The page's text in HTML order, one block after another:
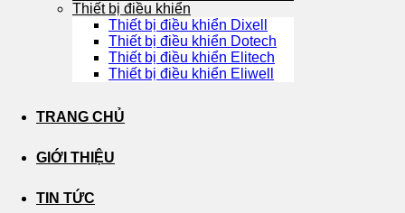
Thiết bị điều khiển
Thiết bị điều khiển Dixell
Thiết bị điều khiển Dotech
Thiết bị điều khiển Elitech
Thiết bị điều khiển Eliwell
TRANG CHỦ
GIỚI THIỆU
TIN TỨC